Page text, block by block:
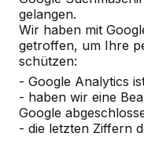
gelangen.
Wir haben mit
getroffen, um Ihre
schützen:
- Google Analytics
- haben wir eine
Google
- die letzten Ziffern